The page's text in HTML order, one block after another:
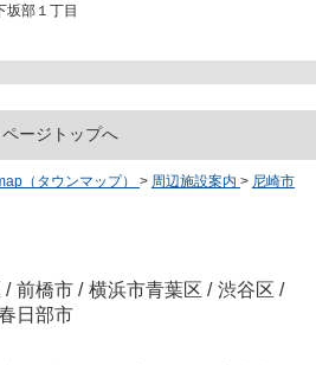
坂部１丁目
ページトップへ
（タウンマップ） > 周辺施設案内 > 尼崎市
/ 前橋市 / 横浜市青葉区 / 渋谷区 /
日部市